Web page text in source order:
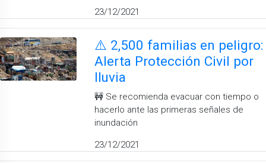
23/12/2021
⚠️ 2,500 familias en peligro:
Alerta Protección Civil por
lluvia
🚧 Se recomienda evacuar con tiempo o
hacerlo ante las primeras señales de
inundación
23/12/2021